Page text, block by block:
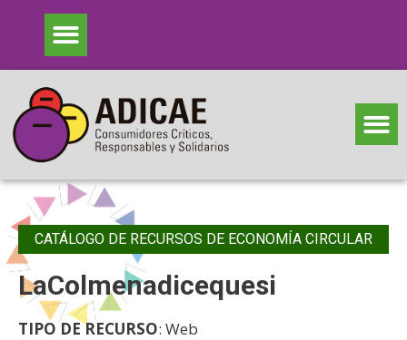
CATÁLOGO DE RECURSOS DE ECONOMÍA CIRCULAR
LaColmenadicequesi
TIPO DE RECURSO: Web